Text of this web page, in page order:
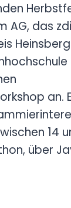
AG, das
an.
14
über